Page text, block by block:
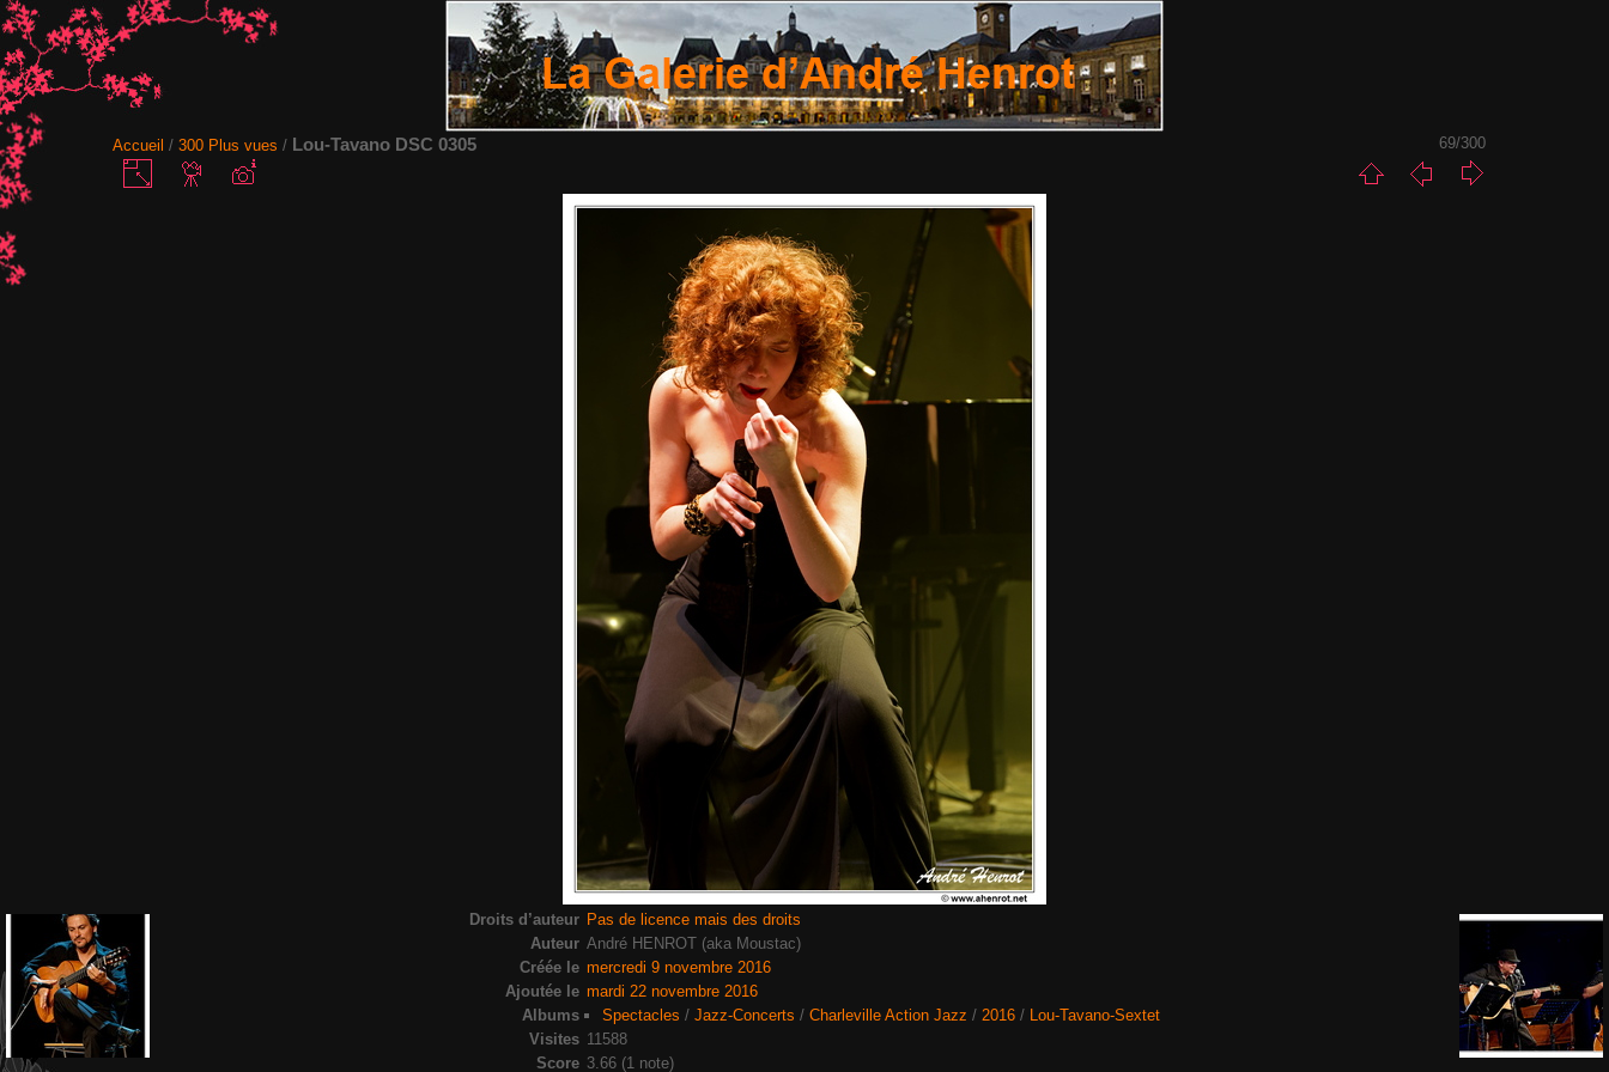
Accueil /300 Plus vues / Lou-Tavano DSC 0305 69/300
Droits d’auteur Pas de licence mais des droits
Auteur André HENROT (aka Moustac)
Créée le mercredi 9 novembre 2016
Ajoutée le mardi 22 novembre 2016
Albums
Spectacles / Jazz-Concerts / Charleville Action Jazz / 2016/ Lou-Tavano-Sextet
Visites 11588
Score 3.66 (1 note)